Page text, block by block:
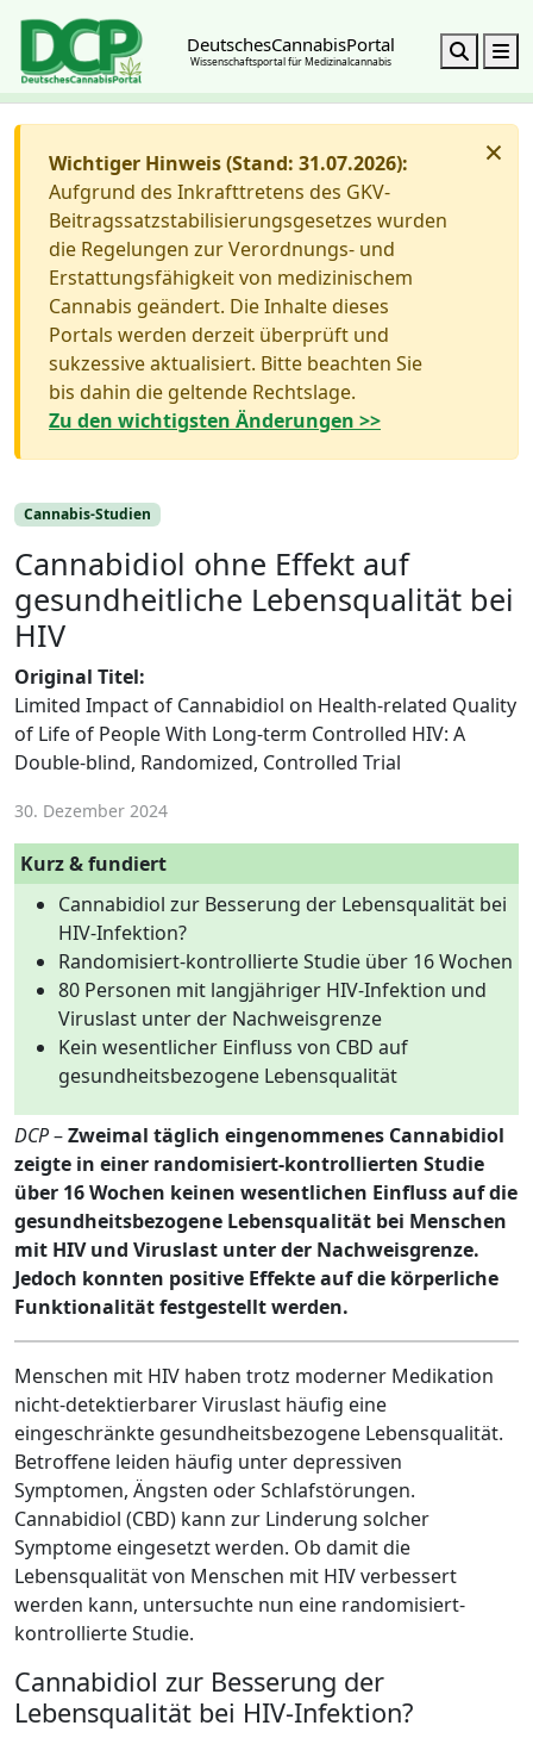
DeutschesCannabisPortal
Wissenschaftsportal für Medizinalcannabis Search
×
Wichtiger Hinweis (Stand: 31.07.2026):
Aufgrund des Inkrafttretens des GKV-
Beitragssatzstabilisierungsgesetzes wurden
die Regelungen zur Verordnungs- und
Erstattungsfähigkeit von medizinischem
Cannabis geändert. Die Inhalte dieses
Portals werden derzeit überprüft und
sukzessive aktualisiert. Bitte beachten Sie
bis dahin die geltende Rechtslage.
Zu den wichtigsten Änderungen >>
Cannabis-Studien
Cannabidiol ohne Effekt auf
gesundheitliche Lebensqualität bei
HIV
Original Titel:
Limited Impact of Cannabidiol on Health-related Quality
of Life of People With Long-term Controlled HIV: A
Double-blind, Randomized, Controlled Trial
30. Dezember 2024
Kurz & fundiert
Cannabidiol zur Besserung der Lebensqualität bei
HIV-Infektion?
Randomisiert-kontrollierte Studie über 16 Wochen
80 Personen mit langjähriger HIV-Infektion und
Viruslast unter der Nachweisgrenze
Kein wesentlicher Einfluss von CBD auf
gesundheitsbezogene Lebensqualität
DCP–Zweimal täglich eingenommenes Cannabidiol
zeigte in einer randomisiert-kontrollierten Studie
über 16 Wochen keinen wesentlichen Einfluss auf die
gesundheitsbezogene Lebensqualität bei Menschen
mit HIV und Viruslast unter der Nachweisgrenze.
Jedoch konnten positive Effekte auf die körperliche
Funktionalität festgestellt werden.
Menschen mit HIV haben trotz moderner Medikation
nicht-detektierbarer Viruslast häufig eine
eingeschränkte gesundheitsbezogene Lebensqualität.
Betroffene leiden häufig unter depressiven
Symptomen, Ängsten oder Schlafstörungen.
Cannabidiol (CBD) kann zur Linderung solcher
Symptome eingesetzt werden. Ob damit die
Lebensqualität von Menschen mit HIV verbessert
werden kann, untersuchte nun eine randomisiert-
kontrollierte Studie.
Cannabidiol zur Besserung der
Lebensqualität bei HIV-Infektion?